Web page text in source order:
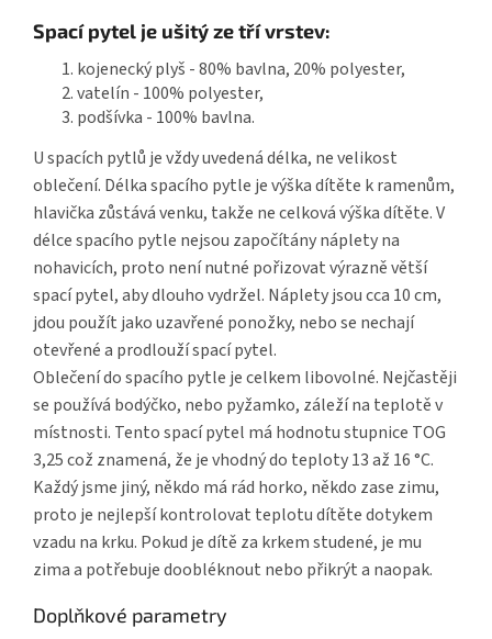
Spací pytel je ušitý ze tří vrstev:
kojenecký plyš - 80% bavlna, 20% polyester,
vatelín - 100% polyester,
podšívka - 100% bavlna.
U spacích pytlů je vždy uvedená délka, ne velikost
oblečení. Délka spacího pytle je výška dítěte k ramenům,
hlavička zůstává venku, takže ne celková výška dítěte. V
délce spacího pytle nejsou započítány náplety na
nohavicích, proto není nutné pořizovat výrazně větší
spací pytel, aby dlouho vydržel. Náplety jsou cca 10 cm,
jdou použít jako uzavřené ponožky, nebo se nechají
otevřené a prodlouží spací pytel.
Oblečení do spacího pytle je celkem libovolné. Nejčastěji
se používá bodýčko, nebo pyžamko, záleží na teplotě v
místnosti. Tento spací pytel má hodnotu stupnice TOG
3,25 což znamená, že je vhodný do teploty 13 až 16 °C.
Každý jsme jiný, někdo má rád horko, někdo zase zimu,
proto je nejlepší kontrolovat teplotu dítěte dotykem
vzadu na krku. Pokud je dítě za krkem studené, je mu
zima a potřebuje doobléknout nebo přikrýt a naopak.
Doplňkové parametry